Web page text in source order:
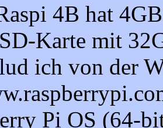
4B hat
Karte mit
ich von der
Pi OS (64-